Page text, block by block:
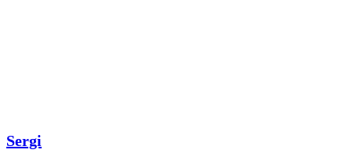
Sergi